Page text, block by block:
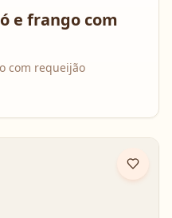
e frango com
com requeijão